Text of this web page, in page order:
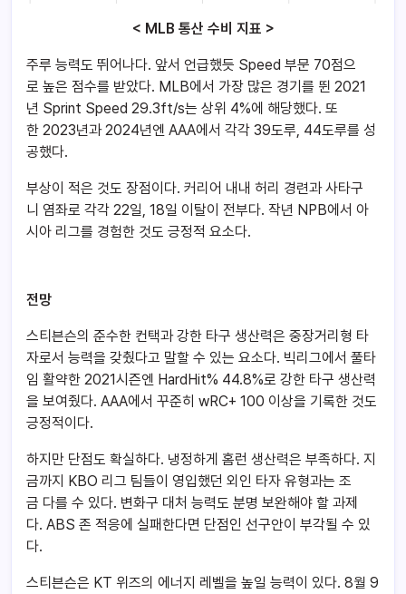
< MLB 통산 수비 지표 >
주루 능력도 뛰어나다. 앞서 언급했듯 Speed 부문 70점으
로 높은 점수를 받았다. MLB에서 가장 많은 경기를 뛴 2021
년 Sprint Speed 29.3ft/s는 상위 4%에 해당했다. 또
한 2023년과 2024년엔 AAA에서 각각 39도루, 44도루를 성
공했다.
부상이 적은 것도 장점이다. 커리어 내내 허리 경련과 사타구
니 염좌로 각각 22일, 18일 이탈이 전부다. 작년 NPB에서 아
시아 리그를 경험한 것도 긍정적 요소다.
전망
스티븐슨의 준수한 컨택과 강한 타구 생산력은 중장거리형 타
자로서 능력을 갖췄다고 말할 수 있는 요소다. 빅리그에서 풀타
임 활약한 2021시즌엔 HardHit% 44.8%로 강한 타구 생산력
을 보여줬다. AAA에서 꾸준히 wRC+ 100 이상을 기록한 것도
긍정적이다.
하지만 단점도 확실하다. 냉정하게 홈런 생산력은 부족하다. 지
금까지 KBO 리그 팀들이 영입했던 외인 타자 유형과는 조
금 다를 수 있다. 변화구 대처 능력도 분명 보완해야 할 과제
다. ABS 존 적응에 실패한다면 단점인 선구안이 부각될 수 있
다.
스티븐슨은 KT 위즈의 에너지 레벨을 높일 능력이 있다. 8월 9